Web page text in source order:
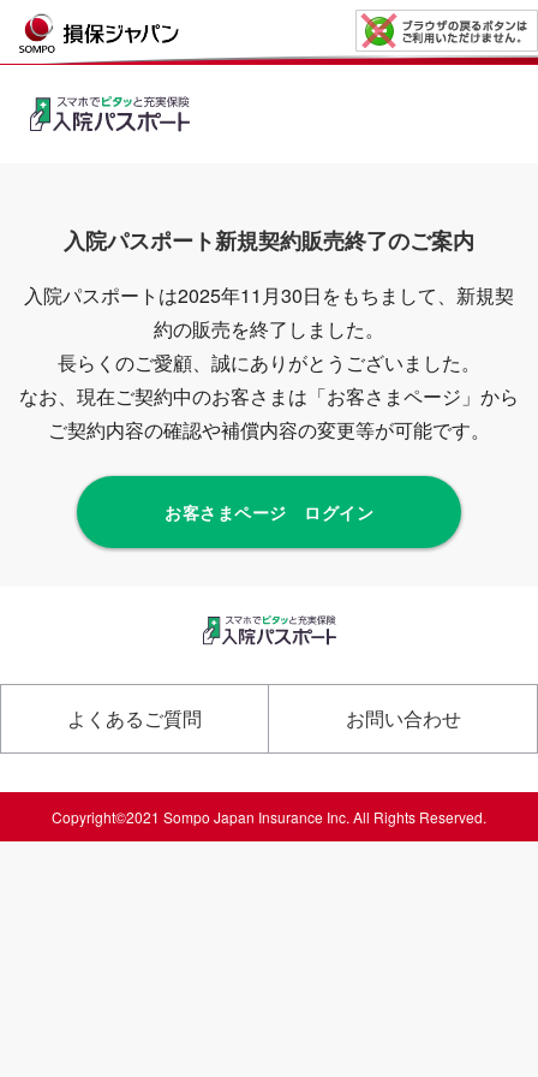
入院パスポート新規契約販売終了のご案内
入院パスポートは2025年11月30日をもちまして、新規契
約の販売を終了しました。
長らくのご愛顧、誠にありがとうございました。
なお、現在ご契約中のお客さまは「お客さまページ」から
ご契約内容の確認や補償内容の変更等が可能です。
お客さまページ ログイン
よくあるご質問 お問い合わせ
Copyright©2021 Sompo Japan Insurance Inc. All Rights Reserved.